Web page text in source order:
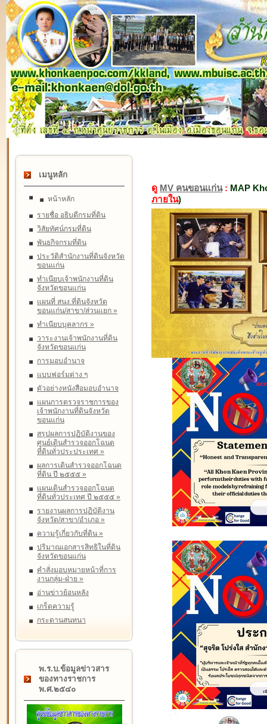
เมนูหลัก
หน้าหลัก
รายชื่อ อธิบดีกรมที่ดิน
วิสัยทัศน์กรมที่ดิน
พันธกิจกรมที่ดิน
ประวัติสำนักงานที่ดินจังหวัด
ขอนแก่น
ทำเนียบเจ้าพนักงานที่ดิน
จังหวัดขอนแก่น
แผนที่ สนง.ที่ดินจังหวัด
ขอนแก่น/สาขา/ส่วนแยก »
ทำเนียบบุคลากร »
วาระงานเจ้าพนักงานที่ดิน
จังหวัดขอนแก่น
การมอบอำนาจ
แบบฟอร์มต่าง ๆ
ตัวอย่างหนังสือมอบอำนาจ
แผนการตรวจราชการของ
เจ้าพนักงานที่ดินจังหวัด
ขอนแก่น
สรุปผลการปฏิบัติงานของ
ศูนย์เดินสำรวจออกโฉนด
ที่ดินทั่วประประเทศ »
ผลการเดินสำรวจออกโฉนด
ที่ดิน ปี ๒๕๕๕ »
แผนเดินสำรวจออกโฉนด
ที่ดินทั่วประเทศ ปี ๒๕๕๕ »
รายงานผลการปฏิบัติงาน
จังหวัด/สาขา/อำเภอ »
ความรู้เกี่ยวกับที่ดิน »
ปริมาณเอกสารสิทธิในที่ดิน
จังหวัดขอนแก่น
คำสั่งมอบหมายหน้าที่การ
งานกลุ่ม-ฝ่าย »
อ่านข่าวย้อนหลัง
เกร็ดความรู้
กระดานสนทนา
พ.ร.บ.ข้อมูลข่าวสาร
ของทางราชการ
พ.ศ.๒๕๔๐
ดู MV คนขอนแก่น: MAP
ภายใน)